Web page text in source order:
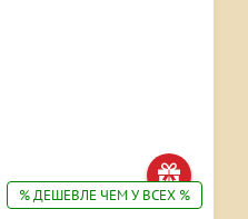
% ДЕШЕВЛЕ ЧЕМ У ВСЕХ %